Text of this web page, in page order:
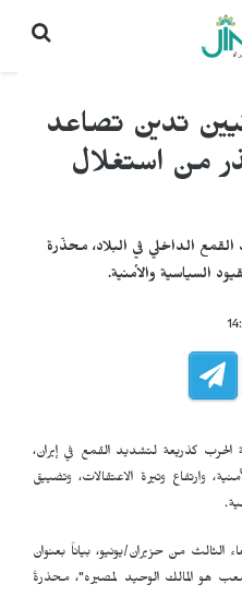
تدين تصاعد
من استغلال
القمع الداخلي في البلاد، محذّرة
السياسية والأمنية.
الحرب كذريعة لتشديد القمع في إيران،
وارتفاع وتيرة الاعتقالات، وتضييق
الثالث من حزيران/يونيو، بياناً بعنوان
هو المالك الوحيد لمصيره"، محذرةً